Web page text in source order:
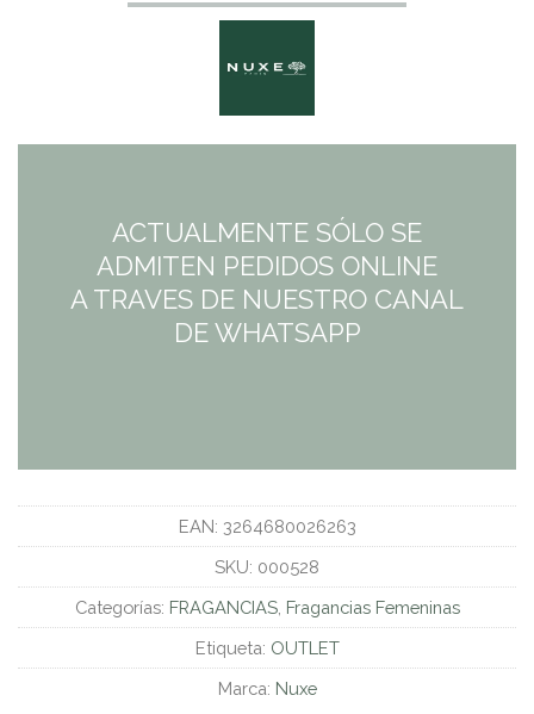
ACTUALMENTE SÓLO SE
ADMITEN PEDIDOS ONLINE
A TRAVES DE NUESTRO CANAL
DE WHATSAPP
EAN: 3264680026263
SKU: 000528
Categorías: FRAGANCIAS, Fragancias Femeninas
Etiqueta: OUTLET
Marca: Nuxe